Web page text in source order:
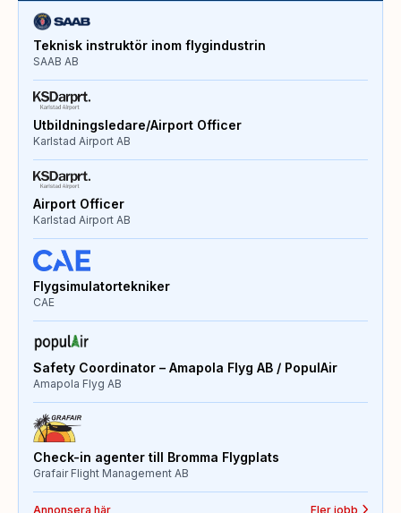
Teknisk instruktör inom flygindustrin
SAAB AB
Utbildningsledare/Airport Officer
Karlstad Airport AB
Airport Officer
Karlstad Airport AB
Flygsimulatortekniker
CAE
Safety Coordinator – Amapola Flyg AB / PopulAir
Amapola Flyg AB
Check-in agenter till Bromma Flygplats
Grafair Flight Management AB
Annonsera här Fler jobb